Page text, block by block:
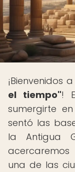
¡Bienvenidos a
el tiempo"!
sumergirte
sentó las
la Antigua
una de las